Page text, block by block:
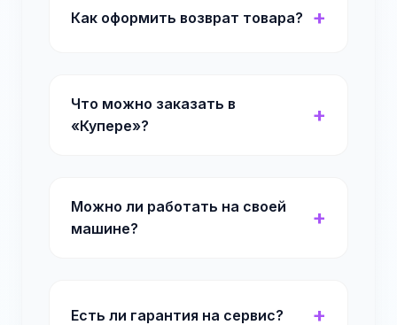
Как оформить возврат товара?
Что можно заказать в
«Купере»?
Можно ли работать на своей
машине?
Есть ли гарантия на сервис?